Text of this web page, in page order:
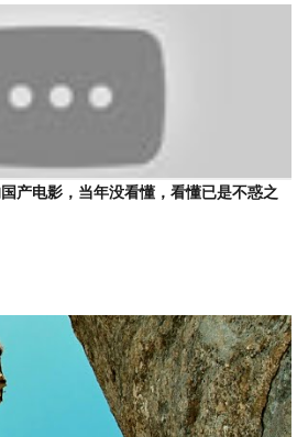
产电影，当年没看懂，看懂已是不惑之